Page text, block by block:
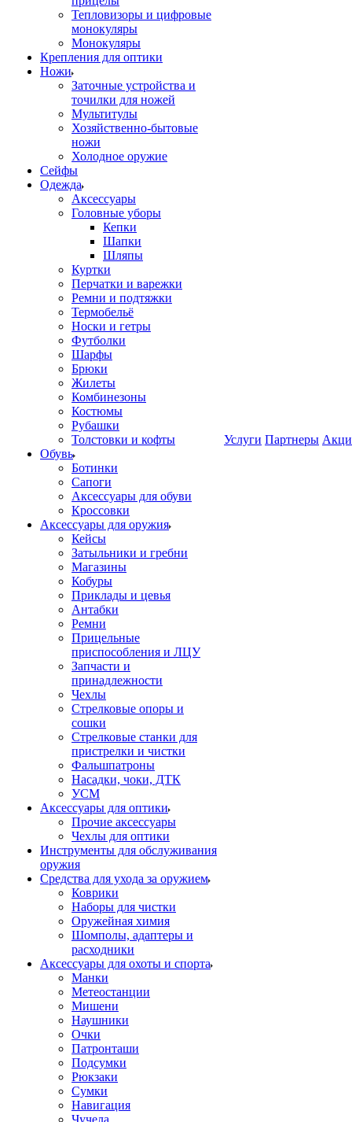
Тепловизоры и цифровые
монокуляры
Монокуляры
Крепления для оптики
Ножи
Заточные устройства и
точилки для ножей
Мультитулы
Хозяйственно-бытовые
ножи
Холодное оружие
Сейфы
Одежда
Аксессуары
Головные уборы
Кепки
Шапки
Шляпы
Куртки
Перчатки и варежки
Ремни и подтяжки
Термобельё
Носки и гетры
Футболки
Шарфы
Брюки
Жилеты
Комбинезоны
Костюмы
Рубашки
Толстовки и кофты
Обувь
Ботинки
Сапоги
Аксессуары для обуви
Кроссовки
Аксессуары для оружия
Кейсы
Затыльники и гребни
Магазины
Кобуры
Приклады и цевья
Антабки
Ремни
Прицельные
приспособления и ЛЦУ
Запчасти и
принадлежности
Чехлы
Стрелковые опоры и
сошки
Стрелковые станки для
пристрелки и чистки
Фальшпатроны
Насадки, чоки, ДТК
УСМ
Аксессуары для оптики
Прочие аксессуары
Чехлы для оптики
Инструменты для обслуживания
оружия
Средства для ухода за оружием
Коврики
Наборы для чистки
Оружейная химия
Шомполы, адаптеры и
расходники
Аксессуары для охоты и спорта
Манки
Метеостанции
Мишени
Наушники
Очки
Патронташи
Подсумки
Рюкзаки
Сумки
Навигация
Чучела
Услуги Партнеры